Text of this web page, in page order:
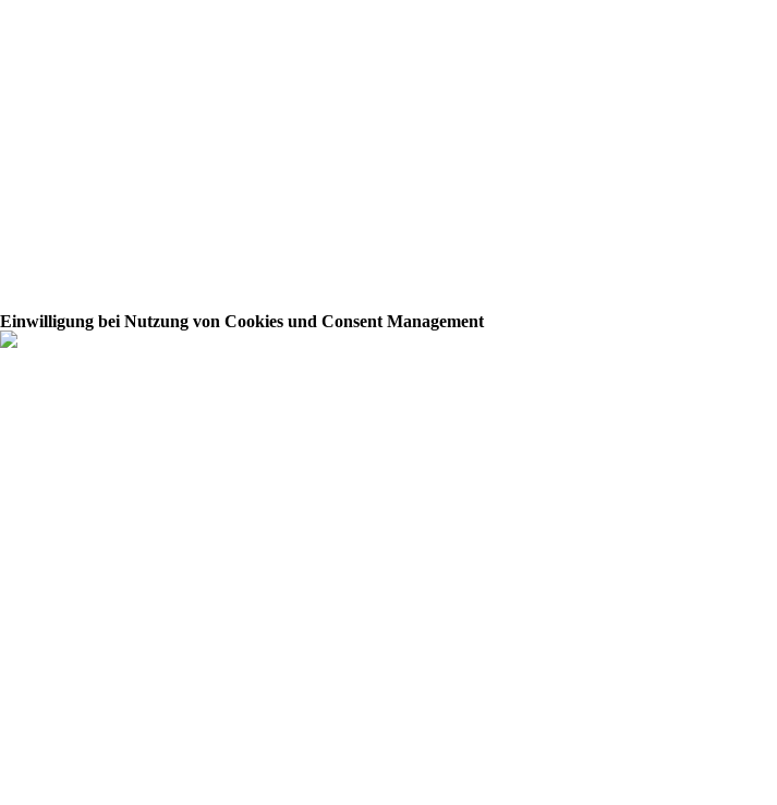
Einwilligung bei Nutzung von Cookies und Consent Management